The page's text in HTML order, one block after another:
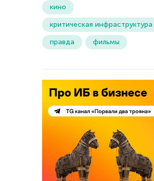
кино
критическая инфраструктура
правда
фильмы